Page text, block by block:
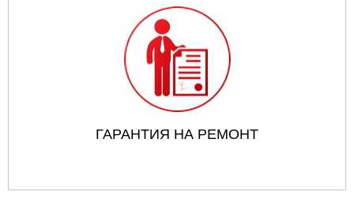
ГАРАНТИЯ НА РЕМОНТ